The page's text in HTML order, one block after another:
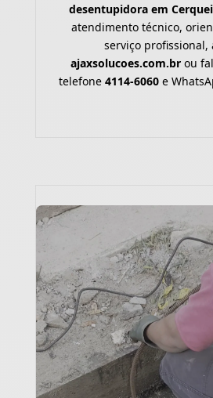
desentupidora em
atendimento técnico,
serviço profissional,
ajaxsolucoes.com.br ou
telefone 4114-6060e